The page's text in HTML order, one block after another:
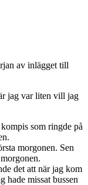
av inlägget till
jag var liten vill jag
som ringde på
morgonen. Sen
det att när jag kom
hade missat bussen